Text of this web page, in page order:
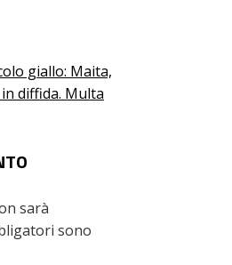
giallo: Maita,
diffida. Multa
sarà
sono